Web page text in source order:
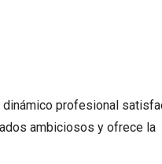
dinámico profesional
ambiciosos y ofrece la